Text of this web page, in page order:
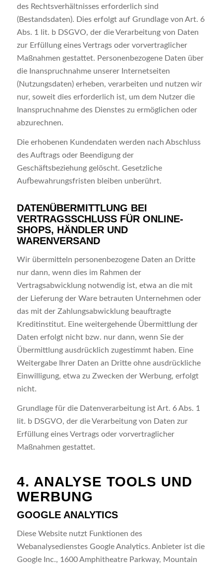
des Rechtsverhältnisses erforderlich sind
(Bestandsdaten). Dies erfolgt auf Grundlage von Art. 6
Abs. 1 lit. b DSGVO, der die Verarbeitung von Daten
zur Erfüllung eines Vertrags oder vorvertraglicher
Maßnahmen gestattet. Personenbezogene Daten über
die Inanspruchnahme unserer Internetseiten
(Nutzungsdaten) erheben, verarbeiten und nutzen wir
nur, soweit dies erforderlich ist, um dem Nutzer die
Inanspruchnahme des Dienstes zu ermöglichen oder
abzurechnen.
Die erhobenen Kundendaten werden nach Abschluss
des Auftrags oder Beendigung der
Geschäftsbeziehung gelöscht. Gesetzliche
Aufbewahrungsfristen bleiben unberührt.
DATENÜBERMITTLUNG BEI
VERTRAGSSCHLUSS FÜR ONLINE-
SHOPS, HÄNDLER UND
WARENVERSAND
Wir übermitteln personenbezogene Daten an Dritte
nur dann, wenn dies im Rahmen der
Vertragsabwicklung notwendig ist, etwa an die mit
der Lieferung der Ware betrauten Unternehmen oder
das mit der Zahlungsabwicklung beauftragte
Kreditinstitut. Eine weitergehende Übermittlung der
Daten erfolgt nicht bzw. nur dann, wenn Sie der
Übermittlung ausdrücklich zugestimmt haben. Eine
Weitergabe Ihrer Daten an Dritte ohne ausdrückliche
Einwilligung, etwa zu Zwecken der Werbung, erfolgt
nicht.
Grundlage für die Datenverarbeitung ist Art. 6 Abs. 1
lit. b DSGVO, der die Verarbeitung von Daten zur
Erfüllung eines Vertrags oder vorvertraglicher
Maßnahmen gestattet.
4. ANALYSE TOOLS UND
WERBUNG
GOOGLE ANALYTICS
Diese Website nutzt Funktionen des
Webanalysedienstes Google Analytics. Anbieter ist die
Google Inc., 1600 Amphitheatre Parkway, Mountain